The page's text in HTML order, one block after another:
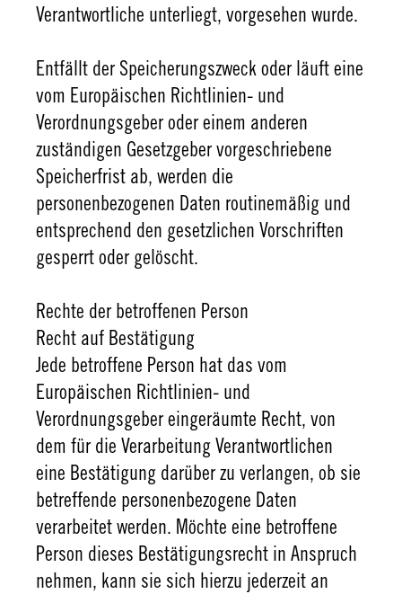
Verantwortliche unterliegt, vorgesehen wurde.
Entfällt der Speicherungszweck oder läuft eine
vom Europäischen Richtlinien- und
Verordnungsgeber oder einem anderen
zuständigen Gesetzgeber vorgeschriebene
Speicherfrist ab, werden die
personenbezogenen Daten routinemäßig und
entsprechend den gesetzlichen Vorschriften
gesperrt oder gelöscht.
Rechte der betroffenen Person
Recht auf Bestätigung
Jede betroffene Person hat das vom
Europäischen Richtlinien- und
Verordnungsgeber eingeräumte Recht, von
dem für die Verarbeitung Verantwortlichen
eine Bestätigung darüber zu verlangen, ob sie
betreffende personenbezogene Daten
verarbeitet werden. Möchte eine betroffene
Person dieses Bestätigungsrecht in Anspruch
nehmen, kann sie sich hierzu jederzeit an